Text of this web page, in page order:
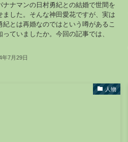
ナナマンの日村勇紀との結婚で世間を
ました。そんな神田愛花ですが、実は
紀とは再婚なのではという噂があるこ
っていましたか。今回の記事では、
年7月29日
人物